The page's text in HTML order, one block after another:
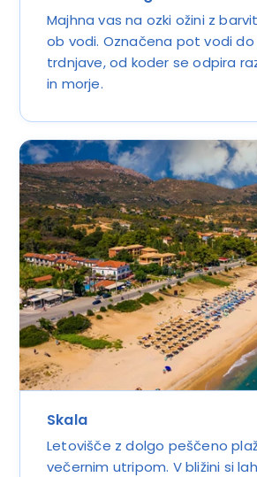
Majhna vas na ozki ožini z
ob vodi. Označena pot vodi
trdnjave, od koder se odpira
in morje.
Skala
Letovišče z dolgo peščeno
večernim utripom. V bližini si